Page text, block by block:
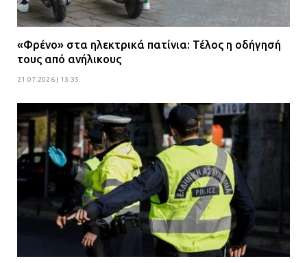
«Φρένο» στα ηλεκτρικά πατίνια: Τέλος η οδήγησή
τους από ανήλικους
21.07.2026 | 13:35